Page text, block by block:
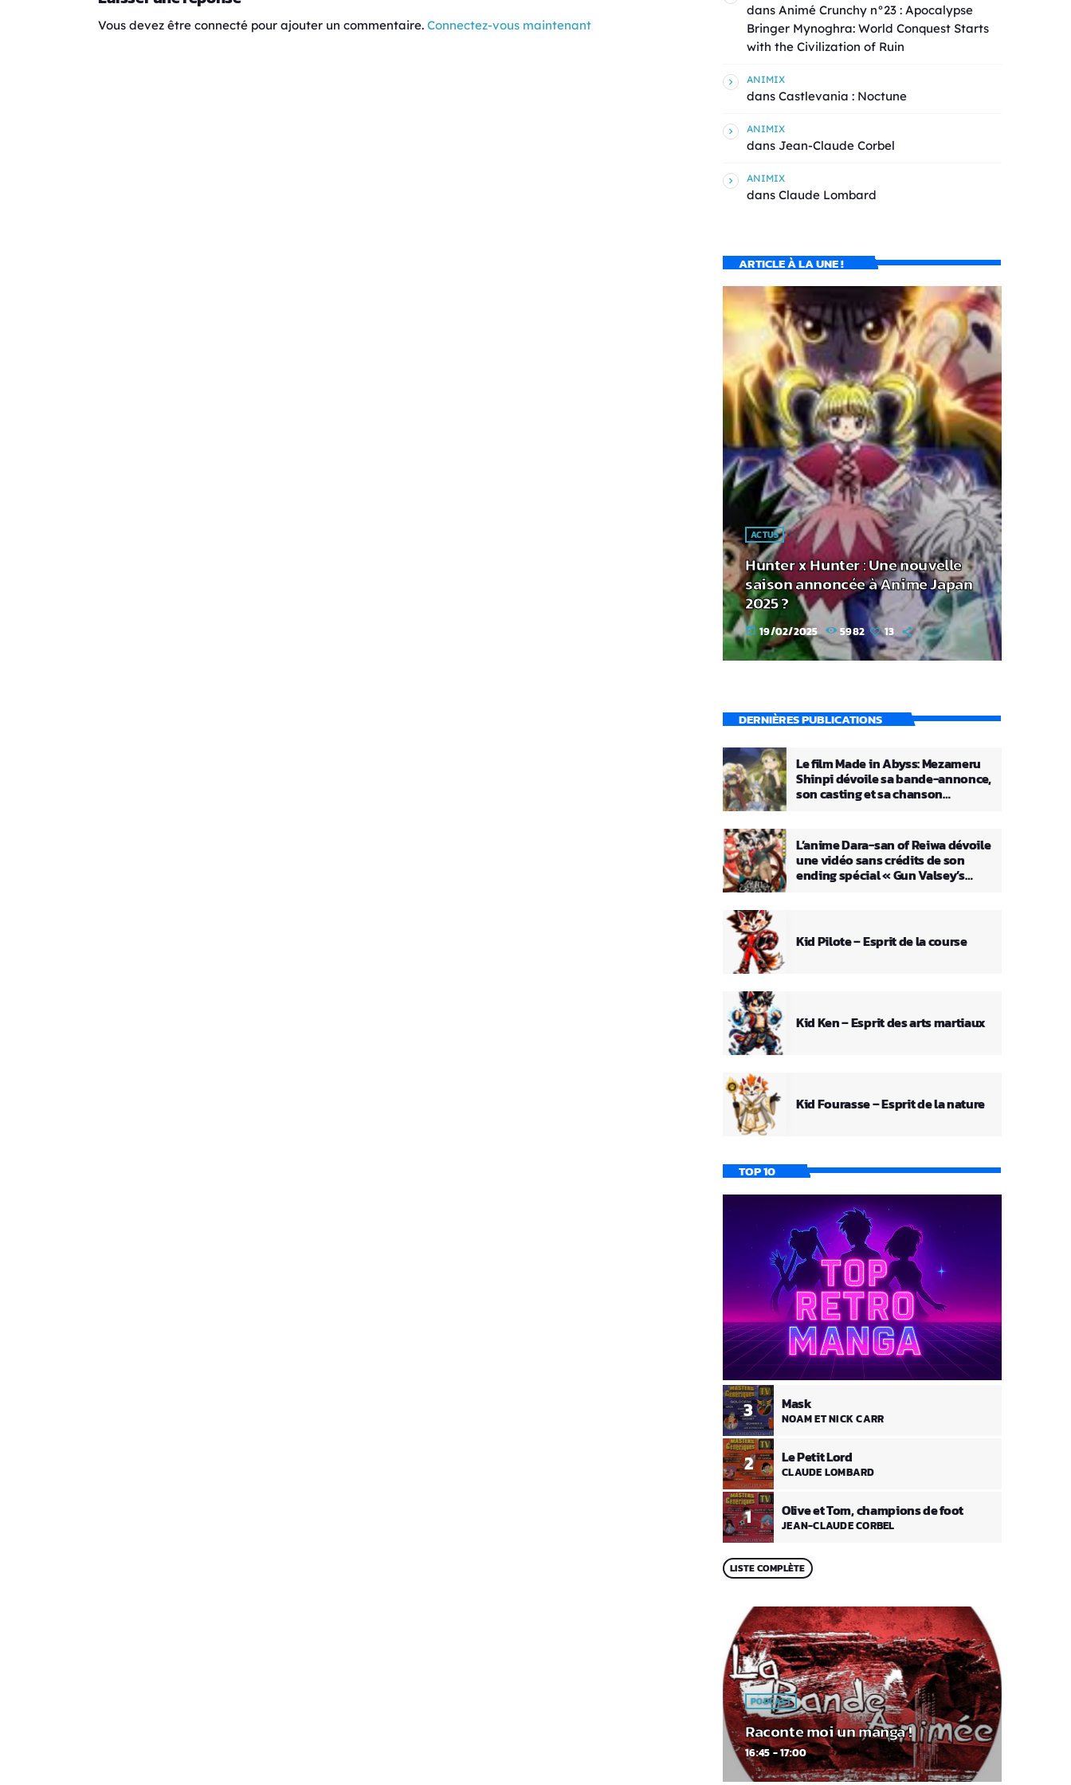
Vous devez être connecté pour ajouter un commentaire. Connectez-vous maintenant
dans Animé Crunchy n°23 : Apocalypse
Bringer Mynoghra: World Conquest Starts
with the Civilization of Ruin
ANIMIX
dans Castlevania : Noctune
ANIMIX
dans Jean-Claude Corbel
ANIMIX
dans Claude Lombard
ARTICLE À LA UNE !
ACTUS
Hunter x Hunter : Une nouvelle
saison annoncée à Anime Japan
2025 ?
today 19/02/2025 5982 13
DERNIÈRES PUBLICATIONS
Le film Made in Abyss: Mezameru
Shinpi dévoile sa bande-annonce,
son casting et sa chanson
L’anime Dara-san of Reiwa dévoile
une vidéo sans crédits de son
ending spécial « Gun Valsey’s
Kid Pilote – Esprit de la course
Kid Ken – Esprit des arts martiaux
Kid Fourasse – Esprit de la nature
TOP 10
1 Olive et Tom, champions de foot
JEAN-CLAUDE CORBEL
2 Le Petit Lord
CLAUDE LOMBARD
3 Mask
NOAM ET NICK CARR
LISTE COMPLÈTE
PODCAST
Raconte moi un manga !
16:45 - 17:00